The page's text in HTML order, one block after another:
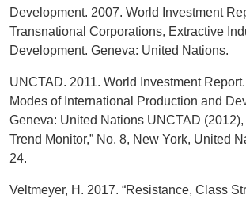
Development. 2007. World Investment
Transnational Corporations, Extractive
Development. Geneva: United Nations.
UNCTAD. 2011. World Investment
Modes of International Production and
Geneva: United Nations UNCTAD (2012),
Trend Monitor,” No. 8, New York, United
24.
Veltmeyer, H. 2017. “Resistance, Class